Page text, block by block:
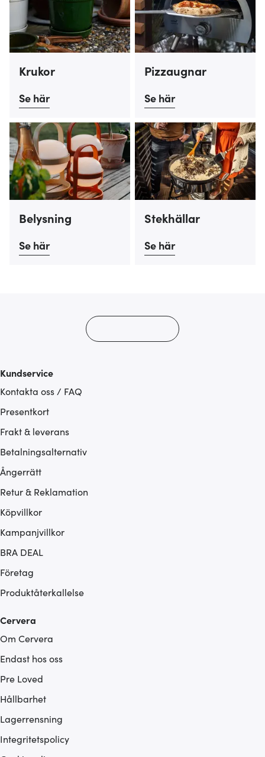
Krukor
Se här
Pizzaugnar
Se här
Belysning
Se här
Stekhällar
Se här
Kundservice
Kontakta oss / FAQ
Presentkort
Frakt & leverans
Betalningsalternativ
Ångerrätt
Retur & Reklamation
Köpvillkor
Kampanjvillkor
BRA DEAL
Företag
Produktåterkallelse
Cervera
Om Cervera
Endast hos oss
Pre Loved
Hållbarhet
Lagerrensning
Integritetspolicy